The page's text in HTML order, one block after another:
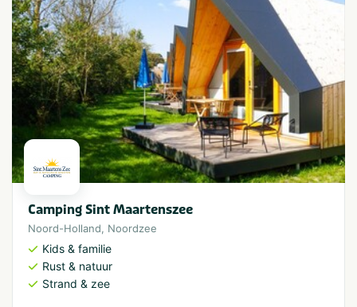
Camping Sint Maartenszee
Noord-Holland, Noordzee
Kids & familie
Rust & natuur
Strand & zee